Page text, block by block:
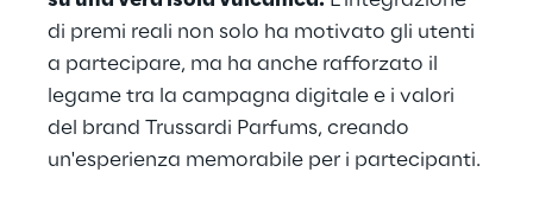
di premi reali non solo ha motivato gli utenti
a partecipare, ma ha anche rafforzato il
legame tra la campagna digitale e i valori
del brand Trussardi Parfums, creando
un'esperienza memorabile per i partecipanti.